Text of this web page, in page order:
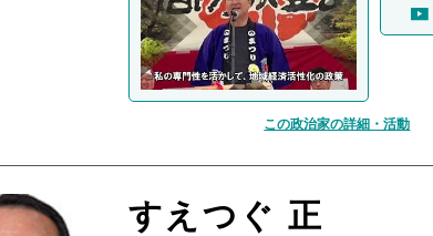
この政治家の詳細・活動
すえつぐ 正